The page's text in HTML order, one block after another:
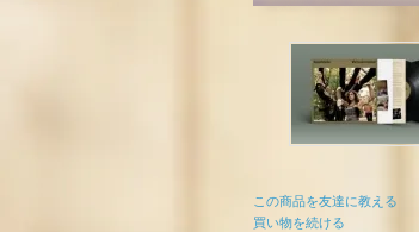
この商品を友達に教える
買い物を続ける